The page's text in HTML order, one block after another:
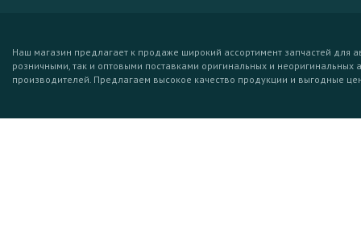
Наш магазин предлагает к продаже широкий ассортимент запчастей для
розничными, так и оптовыми поставками оригинальных и неоригинальных
производителей. Предлагаем высокое качество продукции и выгодные